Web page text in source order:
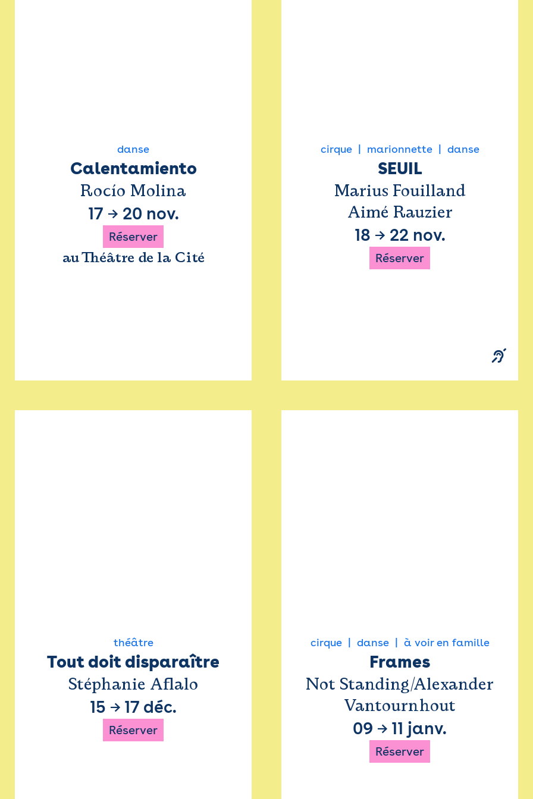
danse
Calentamiento
Rocío Molina
17 → 20 nov.
Réserver
au Théâtre de la Cité
cirque marionnette danse
SEUIL
Marius Fouilland
Aimé Rauzier
18 → 22 nov.
Réserver
théâtre
Tout doit disparaître
Stéphanie Aflalo
15 → 17 déc.
Réserver
cirque danse à voir en famille
Frames
Not Standing/Alexander
Vantournhout
09 → 11 janv.
Réserver